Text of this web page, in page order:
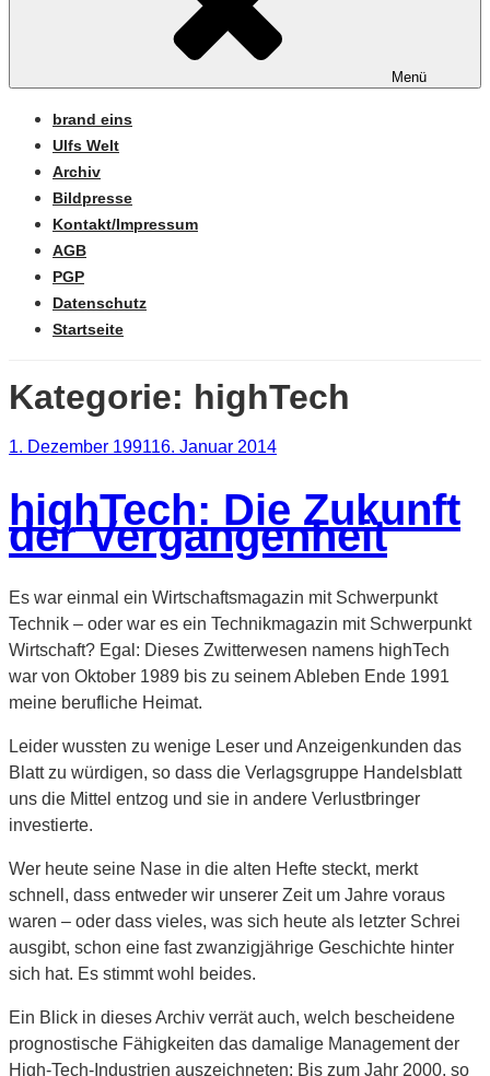
Menü
brand eins
Ulfs Welt
Archiv
Bildpresse
Kontakt/Impressum
AGB
PGP
Datenschutz
Startseite
Kategorie: highTech
Veröffentlicht
1. Dezember 199116. Januar 2014
highTech: Die Zukunft
der Vergangenheit
Es war einmal ein Wirtschaftsmagazin mit Schwerpunkt
Technik – oder war es ein Technikmagazin mit Schwerpunkt
Wirtschaft? Egal: Dieses Zwitterwesen namens highTech
war von Oktober 1989 bis zu seinem Ableben Ende 1991
meine berufliche Heimat.
Leider wussten zu wenige Leser und Anzeigenkunden das
Blatt zu würdigen, so dass die Verlagsgruppe Handelsblatt
uns die Mittel entzog und sie in andere Verlustbringer
investierte.
Wer heute seine Nase in die alten Hefte steckt, merkt
schnell, dass entweder wir unserer Zeit um Jahre voraus
waren – oder dass vieles, was sich heute als letzter Schrei
ausgibt, schon eine fast zwanzigjährige Geschichte hinter
sich hat. Es stimmt wohl beides.
Ein Blick in dieses Archiv verrät auch, welch bescheidene
prognostische Fähigkeiten das damalige Management der
High-Tech-Industrien auszeichneten: Bis zum Jahr 2000, so